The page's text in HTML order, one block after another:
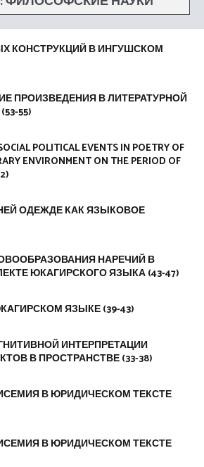
КОНСТРУКЦИЙ В ИНГУШСКОМ
ПРОИЗВЕДЕНИЯ В ЛИТЕРАТУРНОЙ
55)
POLITICAL EVENTS IN POETRY OF
ENVIRONMENT ON THE PERIOD OF
ОДЕЖДЕ КАК ЯЗЫКОВОЕ
НАРЕЧИЙ В
ЮКАГИРСКОГО ЯЗЫКА (43-47)
ЯЗЫКЕ (39-43)
ИНТЕРПРЕТАЦИИ
В ПРОСТРАНСТВЕ (33-38)
В ЮРИДИЧЕСКОМ ТЕКСТЕ
В ЮРИДИЧЕСКОМ ТЕКСТЕ